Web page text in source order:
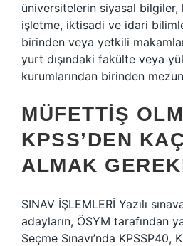
üniversitelerin siyasal bilgiler,
işletme, iktisadi ve idari
birinden veya yetkili
yurt dışındaki fakülte veya
kurumlarından birinden
MÜFETTIŞ
KPSS’DEN
ALMAK
SINAV İŞLEMLERİ Yazılı
adayların, ÖSYM tarafından
Seçme Sınavı’nda KPSSP40,